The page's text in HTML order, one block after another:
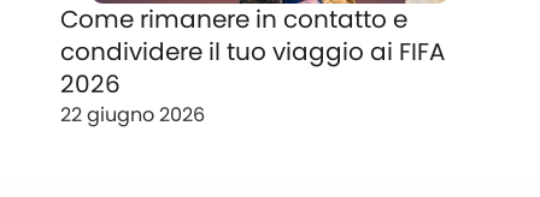
Come rimanere in contatto e
condividere il tuo viaggio ai FIFA
2026
22 giugno 2026